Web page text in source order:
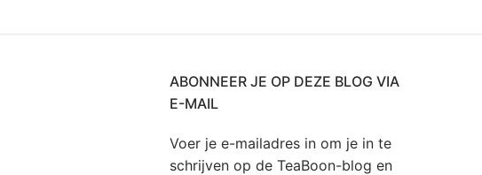
ABONNEER JE OP DEZE BLOG VIA
E-MAIL
Voer je e-mailadres in om je in te
schrijven op de TeaBoon-blog en